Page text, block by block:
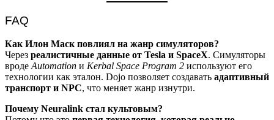
FAQ
Как Илон Маск повлиял на жанр симуляторов?
Через реалистичные данные от Tesla и SpaceX. Симуляторы
вроде Automation и Kerbal Space Program 2 используют его
технологии как эталон. Dojo позволяет создавать адаптивный
транспорт и NPC, что меняет жанр изнутри.
Почему Neuralink стал культовым?